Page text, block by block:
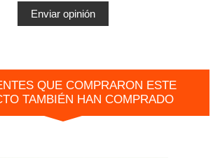
QUE COMPRARON ESTE
TAMBIÉN HAN COMPRADO